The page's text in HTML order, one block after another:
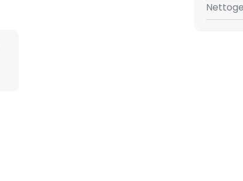
im Wohnzimmer als auch
Beleuchtungselement,
das jedem Raum eine